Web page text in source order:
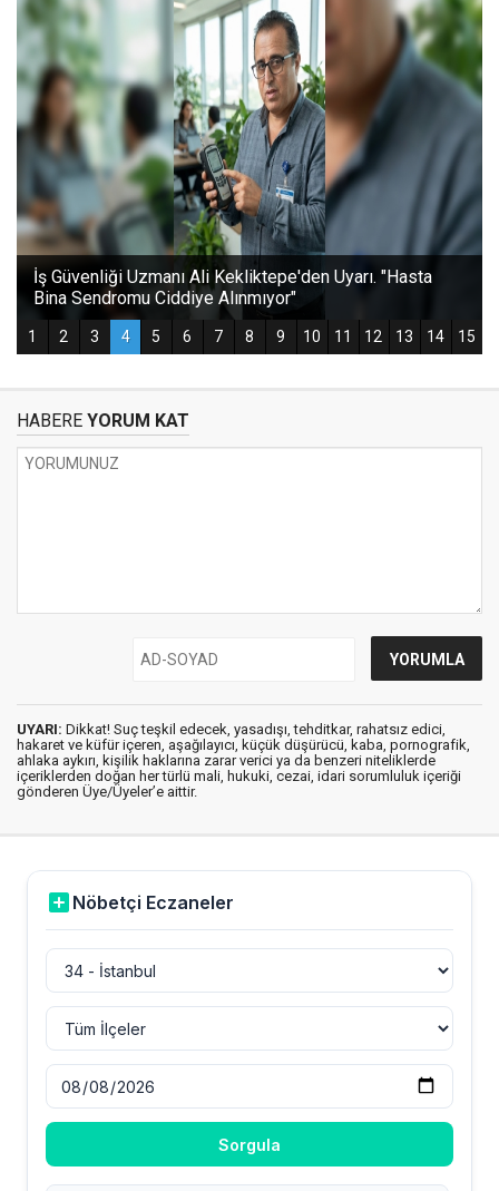
HABERE YORUM KAT
UYARI: Dikkat! Suç teşkil edecek, yasadışı, tehditkar, rahatsız edici,
hakaret ve küfür içeren, aşağılayıcı, küçük düşürücü, kaba, pornografik,
ahlaka aykırı, kişilik haklarına zarar verici ya da benzeri niteliklerde
içeriklerden doğan her türlü mali, hukuki, cezai, idari sorumluluk içeriği
gönderen Üye/Üyeler’e aittir.